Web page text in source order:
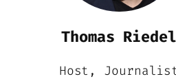
Thomas Riedel
Host,